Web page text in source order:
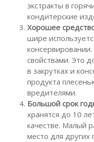
экстракты в
кондитерские
Хорошее
шире
свойствами. Это
в закрутках и
продукта
вредителями.
Большой срок
хранятся до 10
качестве. Малый
место для других